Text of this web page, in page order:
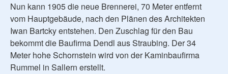
Nun kann 1905 die neue Brennerei, 70 Meter entfernt
vom Hauptgebäude, nach den Plänen des Architekten
Iwan Bartcky entstehen. Den Zuschlag für den Bau
bekommt die Baufirma Dendl aus Straubing. Der 34
Meter hohe Schornstein wird von der Kaminbaufirma
Rummel in Sallern erstellt.